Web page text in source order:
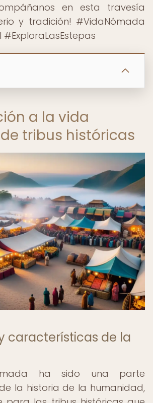
en esta travesía
y tradición! #VidaNómada
a la vida
tribus históricas
características de la
ha sido una parte
la historia de la humanidad,